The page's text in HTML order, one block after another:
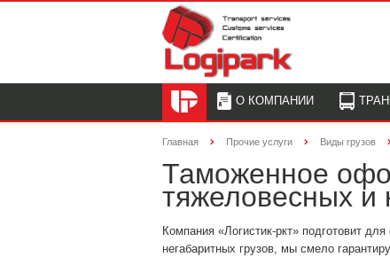
О КОМПАНИИ
Главная Прочие услуги Виды грузов
Таможенное
тяжеловесных и
Компания «Логистик-ркт» подготовит
негабаритных грузов, мы смело